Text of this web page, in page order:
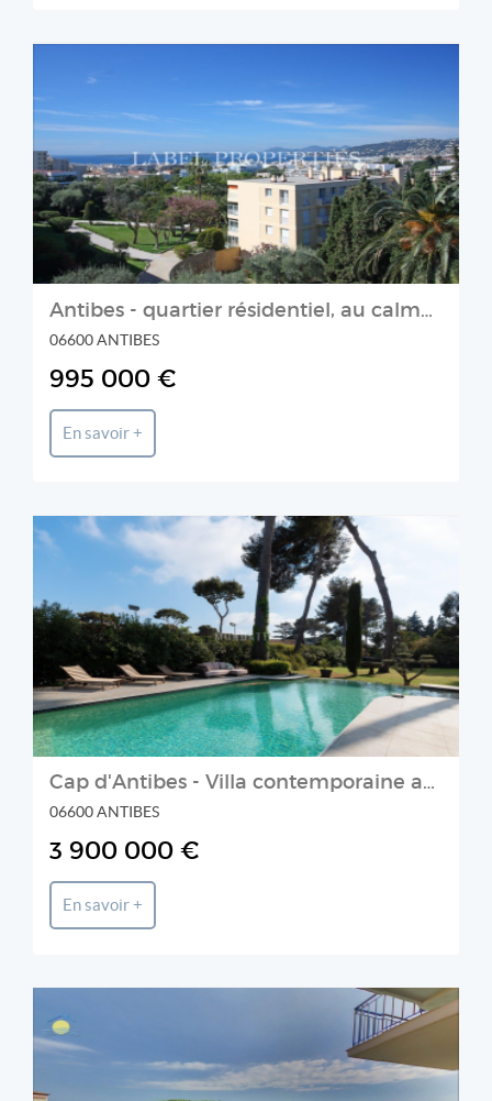
LABEL PROPERTIES
Antibes - quartier résidentiel, au calme et a pied du centre
06600 ANTIBES
995 000 €
En savoir +
COLDWELL BANKER MONDATTA REAL ESTATE
Cap d'Antibes - Villa contemporaine avec piscine dans quartier r
06600 ANTIBES
3 900 000 €
En savoir +
CIEL AZUR IMMO